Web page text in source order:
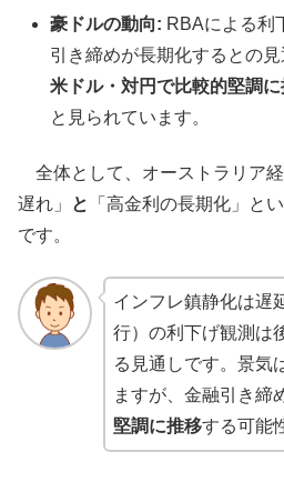
豪ドルの動向: RBAによる利
引き締めが長期化するとの
米ドル・対円で比較的堅調
と見られています。
全体として、オーストラリア
遅れ」
と
「高金利の長期化」と
です。
インフレ鎮静化は遅
行）の利下げ観測は
る見通しです。景気
ますが、金融引き締
堅調に推移する可能